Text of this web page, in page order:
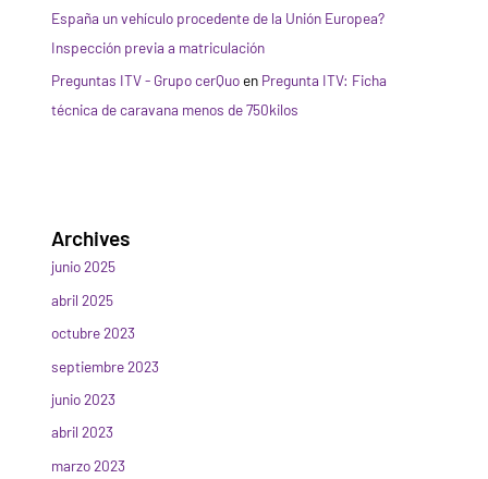
España un vehículo procedente de la Unión Europea?
Inspección previa a matriculación
Preguntas ITV - Grupo cerQuoen Pregunta ITV: Ficha
técnica de caravana menos de 750kilos
Archives
junio 2025
abril 2025
octubre 2023
septiembre 2023
junio 2023
abril 2023
marzo 2023